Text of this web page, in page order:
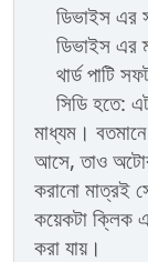
ডিভাইস এর
ডিভাইস এর
থার্ড পাটি
সিডি হতে:
মাধ্যম।
আসে, তাও
করানো মাত্রই
কয়েকটা ক্লিক
করা যায়।